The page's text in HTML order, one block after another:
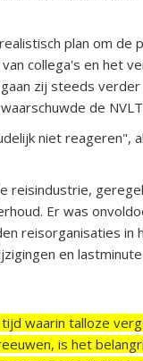
plan om de
collega's en het
zij steeds
de
niet reageren",
Er was
reisorganisaties in
en
waarin talloze
is het